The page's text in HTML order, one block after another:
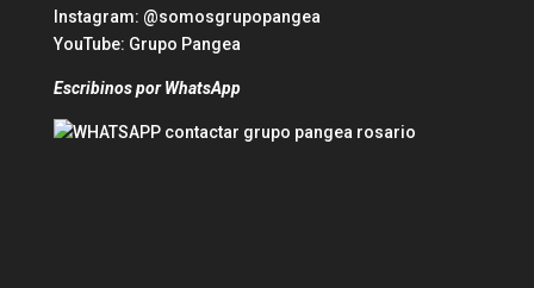
Instagram: @somosgrupopangea
YouTube: Grupo Pangea
Escribinos por WhatsApp